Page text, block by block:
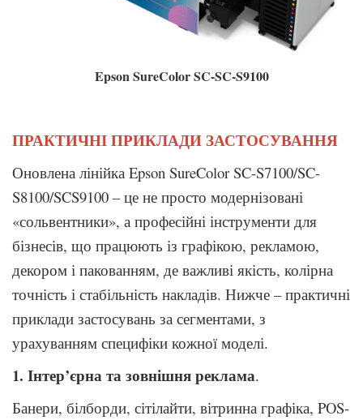
Epson SureColor SC-SC-S9100
ПРАКТИЧНІ ПРИКЛАДИ ЗАСТОСУВАННЯ
Оновлена лінійка Epson SureColor SC-S7100/SC-
S8100/SCS9100 – це не просто модернізовані
«сольвентники», а професійні інструменти для
бізнесів, що працюють із графікою, рекламою,
декором і пакованням, де важливі якість, колірна
точність і стабільність накладів. Нижче – практичні
приклади застосувань за сегментами, з
урахуванням специфіки кожної моделі.
1. Інтер’єрна та зовнішня реклама.
Банери, білборди, сітілайти, вітринна графіка, POS-